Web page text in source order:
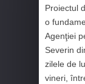
Proiectul
o
Agenţiei
Severin
zilele de
vineri,